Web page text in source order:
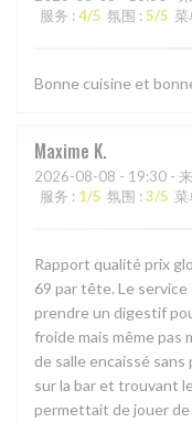
服务 : 4/5 氛围 : 5/5
Bonne cuisine et
Maxime K
2026-08-08 - 19:30 -
服务 : 1/5 氛围 : 3/5
Rapport qualité prix
69 par tête. Le
prendre un digestif
froide mais même pas
de salle encaissé
sur la bar et trouvant
permettait de jouer